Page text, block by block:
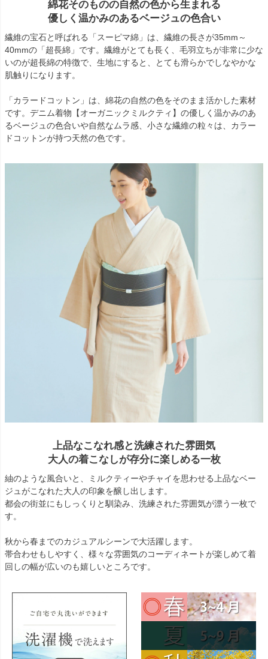
綿花そのものの自然の色から生まれる
優しく温かみのあるベージュの色合い
繊維の宝石と呼ばれる「スーピマ綿」は、繊維の長さが35mm～
40mmの「超長綿」です。繊維がとても長く、毛羽立ちが非常に少な
いのが超長綿の特徴で、生地にすると、とても滑らかでしなやかな
肌触りになります。
「カラードコットン」は、綿花の自然の色をそのまま活かした素材
です。デニム着物【オーガニックミルクティ】の優しく温かみのあ
るベージュの色合いや自然なムラ感、小さな繊維の粒々は、カラー
ドコットンが持つ天然の色です。
上品なこなれ感と洗練された雰囲気
大人の着こなしが存分に楽しめる一枚
紬のような風合いと、ミルクティーやチャイを思わせる上品なベー
ジュがこなれた大人の印象を醸し出します。
都会の街並にもしっくりと馴染み、洗練された雰囲気が漂う一枚で
す。
秋から春までのカジュアルシーンで大活躍します。
帯合わせもしやすく、様々な雰囲気のコーディネートが楽しめて着
回しの幅が広いのも嬉しいところです。